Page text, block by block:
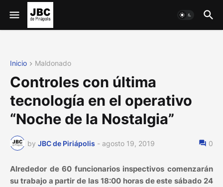
Inicio Maldonado
Controles con última
tecnología en el operativo
“Noche de la Nostalgia”
by JBC de Piriápolis - agosto 19, 2019 0
Alrededor de 60 funcionarios inspectivos comenzarán
su trabajo a partir de las 18:00 horas de este sábado 24